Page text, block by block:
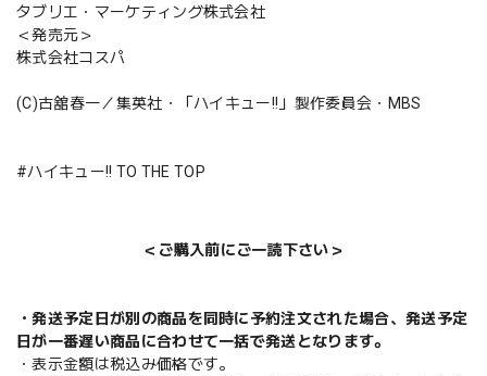
タブリエ・マーケティング株式会社
＜発売元＞
株式会社コスパ
(C)古舘春一／集英社・「ハイキュー!!」製作委員会・MBS
#ハイキュー!! TO THE TOP
＜ご購入前にご一読下さい＞
・発送予定日が別の商品を同時に予約注文された場合、発送予定
日が一番遅い商品に合わせて一括で発送となります。
・表示金額は税込み価格です。